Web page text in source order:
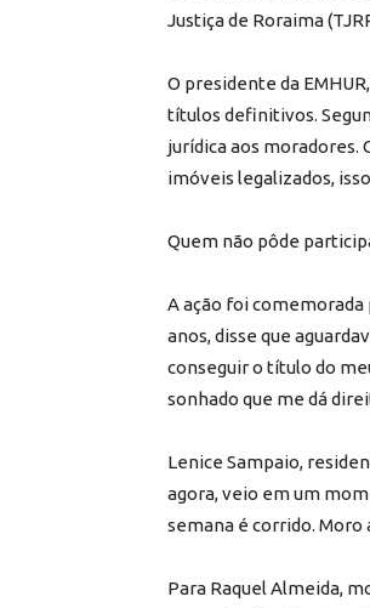
Justiça de Roraima
O presidente da
títulos definitivos.
jurídica aos moradores.
imóveis legalizados,
Quem não pôde
A ação foi comemorada
anos, disse que
conseguir o título do
sonhado que me dá
Lenice Sampaio,
agora, veio em um
semana é corrido. Moro
Para Raquel Almeida,